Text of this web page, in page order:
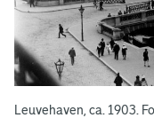
Leuvehaven, ca. 1903.